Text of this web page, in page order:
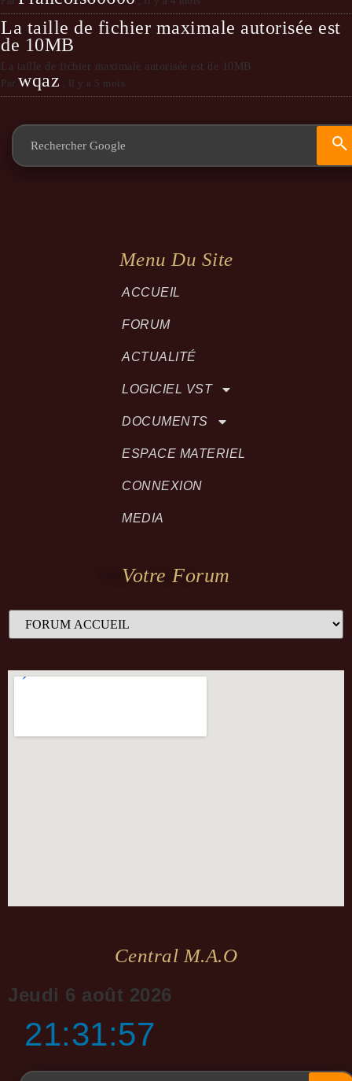
La taille de fichier maximale autorisée est
de 10MB
La taille de fichier maximale autorisée est de 10MB
Par wqaz , Il y a 5 mois
Menu Du Site
ACCUEIL
FORUM
ACTUALITÉ
LOGICIEL VST
DOCUMENTS
ESPACE MATERIEL
CONNEXION
MEDIA
Votre Forum
Central M.a.o
Jeudi 6 août 2026
21:31:57